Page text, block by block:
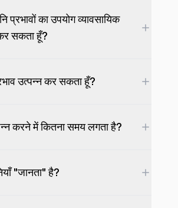
प्रभावों का उपयोग व्यावसायिक
सकता हूँ?
उत्पन्न कर सकता हूँ?
करने में कितना समय लगता है?
"जानता" है?